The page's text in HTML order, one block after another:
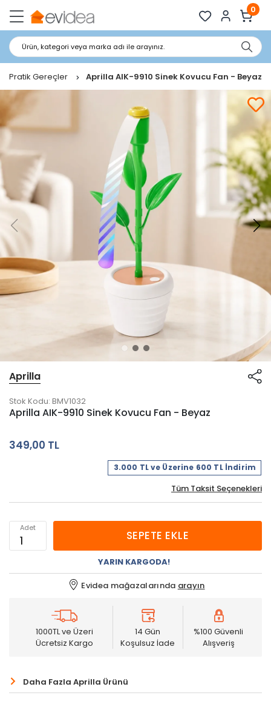
0
Ürün, kategori veya marka adı ile arayınız.
Pratik Gereçler Aprilla AIK-9910 Sinek Kovucu Fan - Beyaz
Aprilla
Stok Kodu: BMV1032
Aprilla AIK-9910 Sinek Kovucu Fan - Beyaz
349,00 TL
3.000 TL ve Üzerine 600 TL İndirim
Tüm Taksit Seçenekleri
Adet
SEPETE EKLE
YARIN KARGODA!
Evidea mağazalarında arayın
1000TL ve Üzeri
Ücretsiz Kargo
14 Gün
Koşulsuz İade
%100 Güvenli
Alışveriş
Daha Fazla Aprilla Ürünü